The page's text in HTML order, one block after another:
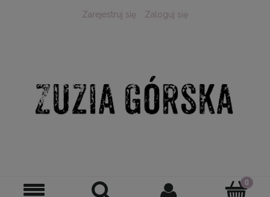
Zarejestruj się Zaloguj się